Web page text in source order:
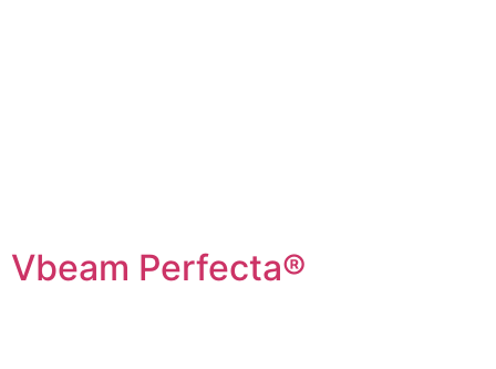
Vbeam Perfecta®